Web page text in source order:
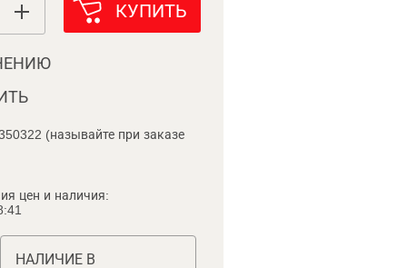
КУПИТЬ
(называйте при заказе
цен и наличия:
НАЛИЧИЕ В